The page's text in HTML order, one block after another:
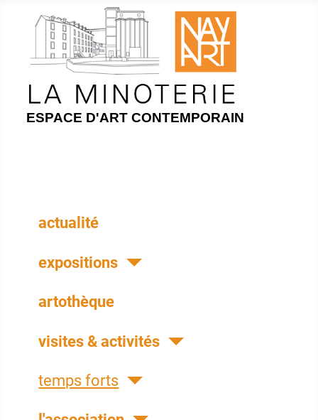
ESPACE D'ART CONTEMPORAIN
actualité
expositions
artothèque
visites & activités
temps forts